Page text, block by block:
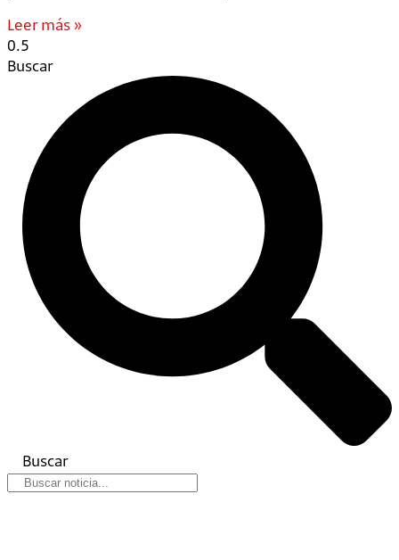
Leer más »
Buscar
Buscar